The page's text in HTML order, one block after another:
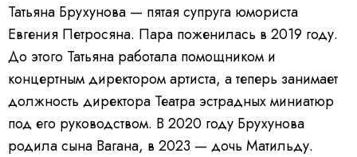
Татьяна Брухунова — пятая супруга юмориста
Евгения Петросяна. Пара поженилась в 2019 году.
До этого Татьяна работала помощником и
концертным директором артиста, а теперь занимает
должность директора Театра эстрадных миниатюр
под его руководством. В 2020 году Брухунова
родила сына Вагана, в 2023 — дочь Матильду.